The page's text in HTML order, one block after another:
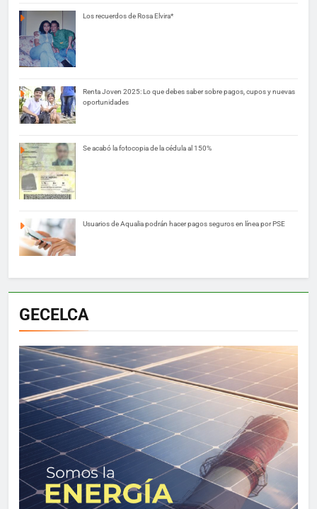
Los recuerdos de Rosa Elvira*
Renta Joven 2025: Lo que debes saber sobre pagos, cupos y nuevas
oportunidades
Se acabó la fotocopia de la cédula al 150%
Usuarios de Aqualia podrán hacer pagos seguros en línea por PSE
GECELCA